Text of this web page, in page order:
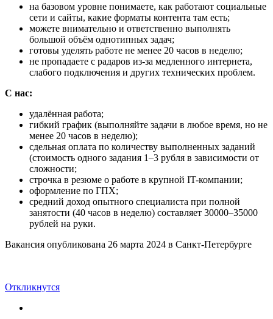
на базовом уровне понимаете, как работают социальные
сети и сайты, какие форматы контента там есть;
можете внимательно и ответственно выполнять
большой объём однотипных задач;
готовы уделять работе не менее 20 часов в неделю;
не пропадаете с радаров из-за медленного интернета,
слабого подключения и других технических проблем.
С нас:
удалённая работа;
гибкий график (выполняйте задачи в любое время, но не
менее 20 часов в неделю);
сдельная оплата по количеству выполненных заданий
(стоимость одного задания 1–3 рубля в зависимости от
сложности;
строчка в резюме о работе в крупной IT-компании;
оформление по ГПХ;
средний доход опытного специалиста при полной
занятости (40 часов в неделю) составляет 30000–35000
рублей на руки.
Вакансия опубликована 26 марта 2024 в Санкт-Петербурге
Откликнутся